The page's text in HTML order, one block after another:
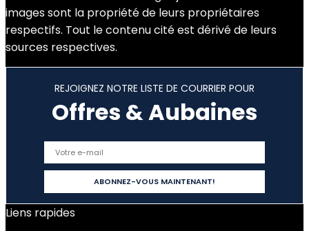
images sont la propriété de leurs propriétaires
respectifs. Tout le contenu cité est dérivé de leurs
sources respectives.
REJOIGNEZ NOTRE LISTE DE COURRIER POUR
Offres & Aubaines
Liens rapides